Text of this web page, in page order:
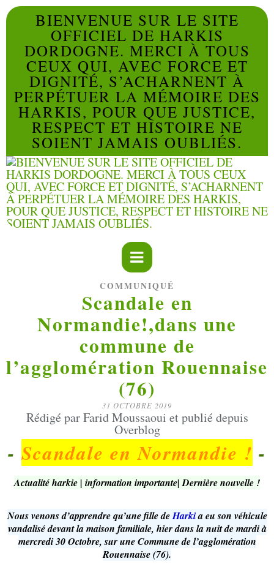
BIENVENUE SUR LE SITE
OFFICIEL DE HARKIS
DORDOGNE. MERCI À TOUS
CEUX QUI, AVEC FORCE ET
DIGNITÉ, S’ACHARNENT À
PERPÉTUER LA MÉMOIRE DES
HARKIS, POUR QUE JUSTICE,
RESPECT ET HISTOIRE NE
SOIENT JAMAIS OUBLIÉS.
COMMUNIQUÉ
Scandale en
Normandie!,dans une
commune de
l’agglomération Rouennaise
(76)
31 OCTOBRE 2019
Rédigé par Farid Moussaoui et publié depuis
Overblog
- Scandale en Normandie ! -
Actualité harkie | information importante| Dernière nouvelle !
Nous venons d’apprendre qu’une fille deHarkia eu son véhicule
vandalisé devant la maison familiale, hier dans la nuit de mardi à
mercredi 30 Octobre, sur une Commune de l’agglomération
Rouennaise (76).